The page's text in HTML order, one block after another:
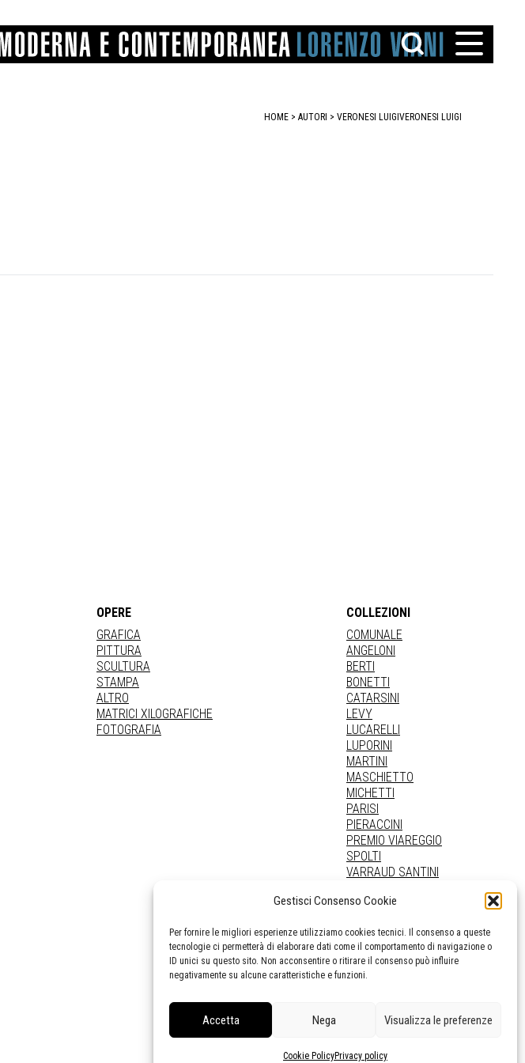
Gestisci Consenso Cookie
Per fornire le migliori esperienze utilizziamo cookies tecnici. Il consenso a queste
tecnologie ci permetterà di elaborare dati come il comportamento di navigazione o
ID unici su questo sito. Non acconsentire o ritirare il consenso può influire
negativamente su alcune caratteristiche e funzioni.
Accetta Nega Visualizza le preferenze
Cookie PolicyPrivacy policy
PROVENIENZE VARIE
HOME > AUTORI > VERONESI LUIGI VERONESI LUIGI
OPERE
GRAFICA
PITTURA
SCULTURA
STAMPA
ALTRO
MATRICI XILOGRAFICHE
FOTOGRAFIA
COLLEZIONI
COMUNALE
ANGELONI
BERTI
BONETTI
CATARSINI
LEVY
LUCARELLI
LUPORINI
MARTINI
MASCHIETTO
MICHETTI
PARISI
PIERACCINI
PREMIO VIAREGGIO
SPOLTI
VARRAUD SANTINI